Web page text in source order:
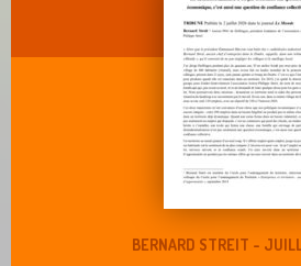
BERNARD STREIT -